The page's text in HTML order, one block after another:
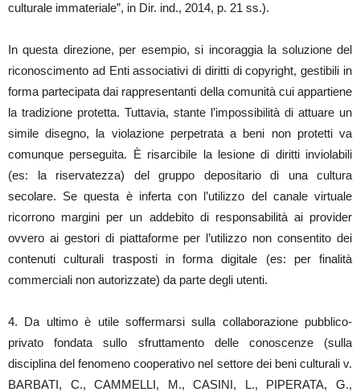
culturale immateriale”, in Dir. ind., 2014, p. 21 ss.).
In questa direzione, per esempio, si incoraggia la soluzione del
riconoscimento ad Enti associativi di diritti di copyright, gestibili in
forma partecipata dai rappresentanti della comunità cui appartiene
la tradizione protetta. Tuttavia, stante l’impossibilità di attuare un
simile disegno, la violazione perpetrata a beni non protetti va
comunque perseguita. È risarcibile la lesione di diritti inviolabili
(es: la riservatezza) del gruppo depositario di una cultura
secolare. Se questa è inferta con l’utilizzo del canale virtuale
ricorrono margini per un addebito di responsabilità ai provider
ovvero ai gestori di piattaforme per l’utilizzo non consentito dei
contenuti culturali trasposti in forma digitale (es: per finalità
commerciali non autorizzate) da parte degli utenti.
4. Da ultimo è utile soffermarsi sulla collaborazione pubblico-
privato fondata sullo sfruttamento delle conoscenze (sulla
disciplina del fenomeno cooperativo nel settore dei beni culturali v.
BARBATI, C., CAMMELLI, M., CASINI, L., PIPERATA, G.,